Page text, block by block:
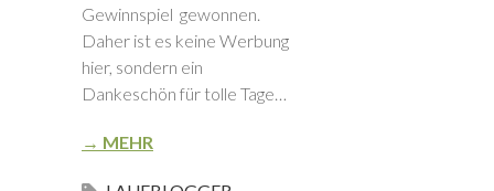
Gewinnspiel gewonnen.
Daher ist es keine Werbung
hier, sondern ein
Dankeschön für tolle Tage…
→ MEHR